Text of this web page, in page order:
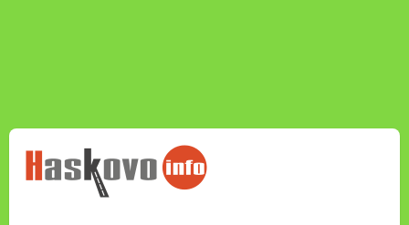
НОВИНИТЕ НА
HASKOVO.INFO